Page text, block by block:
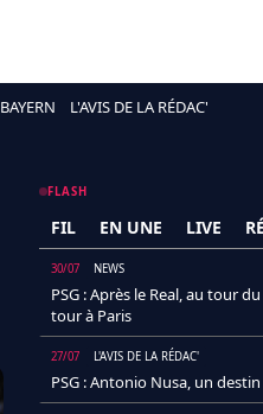
BAYERN L'AVIS DE LA RÉDAC'
FLASH
FIL EN UNE LIVE
30/07 NEWS
PSG : Après le Real, au tour
tour à Paris
27/07 L'AVIS DE LA RÉDAC'
PSG : Antonio Nusa, un